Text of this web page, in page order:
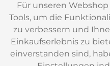
Für unseren
Tools, um die
zu verbessern und
Einkaufserlebnis zu
einverstanden sind,